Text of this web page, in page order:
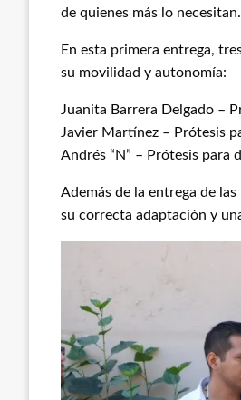
de quienes más lo necesitan.
En esta primera entrega,
su movilidad y autonomía:
Juanita Barrera Delgado –
Javier Martínez – Prótesis
Andrés “N” – Prótesis para
Además de la entrega de
su correcta adaptación y